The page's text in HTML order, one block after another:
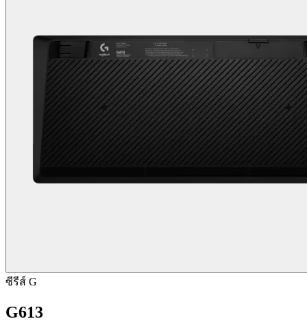
ซีรีส์ G
G613